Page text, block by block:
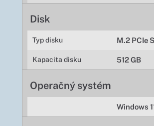
Disk
Typ disku M.2 PCIe
Kapacita disku 512 GB
Operačný systém
Windows